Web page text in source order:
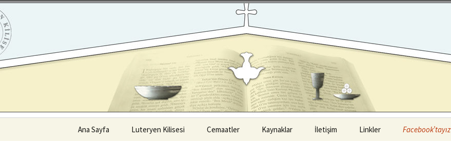
Skip
to
contentKilisesi
ILC
Ana Sayfa Luteryen Kilisesi Cemaatler Kaynaklar İletişim Linkler Facebook’tayız